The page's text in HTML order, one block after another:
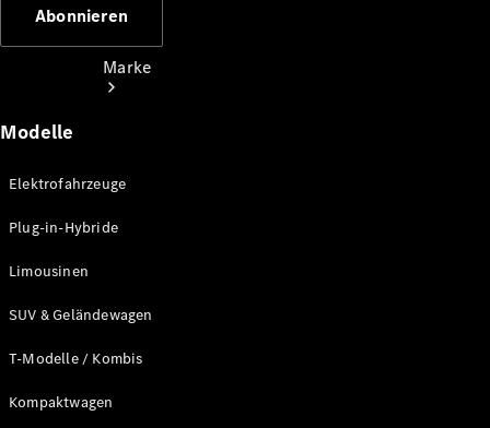
Marke
Abonnieren
Modelle
Elektrofahrzeuge
Plug-in-Hybride
Limousinen
SUV & Geländewagen
T-Modelle / Kombis
Kompaktwagen